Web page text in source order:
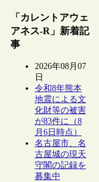
「カレントアウェ
アネス-R」新着記
事
2026年08月07
日
令和8年熊本
地震による文
化財等の被害
が83件に（8
月6日時点）
名古屋市、名
古屋城の現天
守閣の記録を
募集中